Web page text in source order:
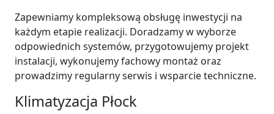
Zapewniamy kompleksową obsługę inwestycji na
każdym etapie realizacji. Doradzamy w wyborze
odpowiednich systemów, przygotowujemy projekt
instalacji, wykonujemy fachowy montaż oraz
prowadzimy regularny serwis i wsparcie techniczne.
Klimatyzacja Płock